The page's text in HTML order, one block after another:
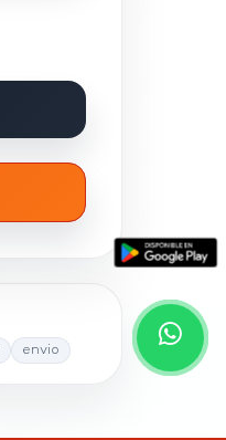
envio